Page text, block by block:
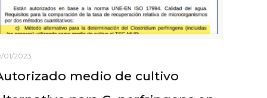
01/2023
medio de cultivo